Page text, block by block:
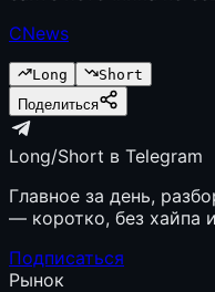
CNews
Long
Short
Поделиться
Long/Short в Telegram
Главное за день,
— коротко, без хайпа
Подписаться
Рынок